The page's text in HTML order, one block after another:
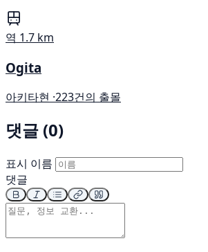
역 1.7 km
Ogita
아키타현 ·223건의 출몰
댓글 (0)
표시 이름
댓글